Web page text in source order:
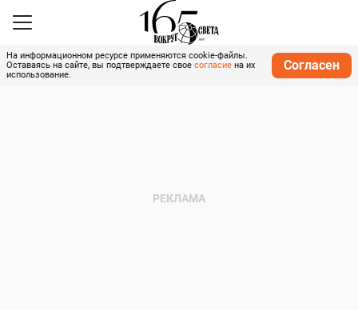
На информационном ресурсе применяются cookie-файлы.
Оставаясь на сайте, вы подтверждаете свое согласие на их
использование.
Согласен